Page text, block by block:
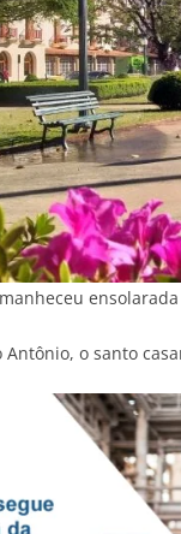
Antônio, o santo